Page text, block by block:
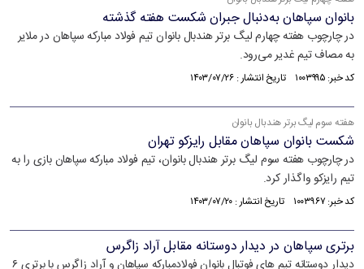
بانوان سپاهان به‌دنبال جبران شکست هفته گذشته
در چارچوب هفته چهارم لیگ برتر هندبال بانوان تیم فولاد مبارکه سپاهان در ملایر
به مصاف تیم غدیر می‌رود.
کد خبر: ۱۰۰۳۹۹۵ تاریخ انتشار : ۱۴۰۳/۰۷/۲۶
هفته سوم لیگ برتر هندبال بانوان
شکست بانوان سپاهان مقابل رایزکو تهران
در چارچوب هفته سوم لیگ برتر هندبال بانوان، تیم فولاد مبارکه سپاهان بازی را به
تیم رایزکو واگذار کرد.
کد خبر: ۱۰۰۳۹۶۷ تاریخ انتشار : ۱۴۰۳/۰۷/۲۰
برتری سپاهان در دیدار دوستانه مقابل آراد زاگرس
دیدار دوستانه تیم های فوتبال بانوان فولادمبارکه سپاهان و آراد زاگرس با برتری ۶